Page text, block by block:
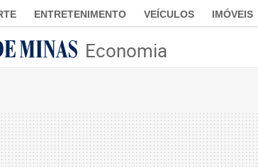
ENTRETENIMENTO VEÍCULOS IMÓVEIS
Economia